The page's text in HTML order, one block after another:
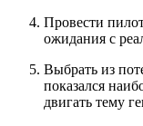
Провести
ожидания с
Выбрать из
показался
двигать тему